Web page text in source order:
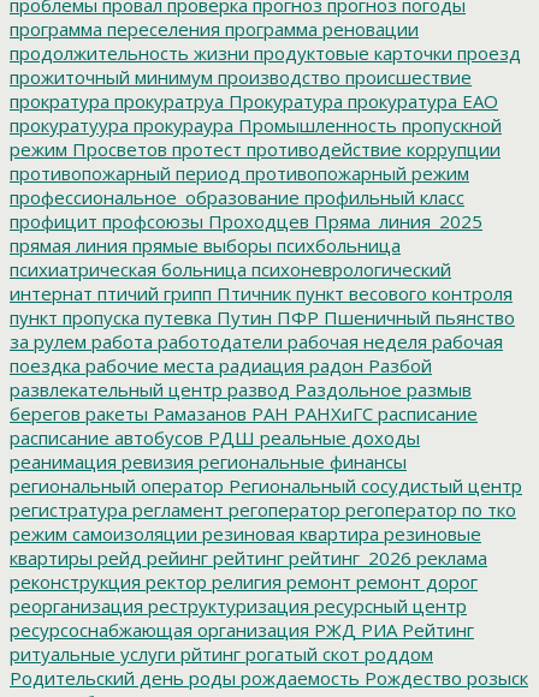
программа переселения программа реновации
продолжительность жизни продуктовые карточки проезд
прожиточный минимум производство происшествие
прократура прокуратруа Прокуратура прокуратура ЕАО
прокуратуура прокураура Промышленность пропускной
режим Просветов протест противодействие коррупции
противопожарный период противопожарный режим
профессиональное_образование профильный класс
профицит профсоюзы Проходцев Пряма_линия_2025
прямая линия прямые выборы психбольница
психиатрическая больница психоневрологический
интернат птичий грипп Птичник пункт весового контроля
пункт пропуска путевка Путин ПФР Пшеничный пьянство
за рулем работа работодатели рабочая неделя рабочая
поездка рабочие места радиация радон Разбой
развлекательный центр развод Раздольное размыв
берегов ракеты Рамазанов РАН РАНХиГС расписание
расписание автобусов РДШ реальные доходы
реанимация ревизия региональные финансы
региональный оператор Региональный сосудистый центр
регистратура регламент регоператор регоператор по тко
режим самоизоляции резиновая квартира резиновые
квартиры рейд рейинг рейтинг рейтинг_2026 реклама
реконструкция ректор религия ремонт ремонт дорог
реорганизация реструктуризация ресурсный центр
ресурсоснабжающая организация РЖД РИА Рейтинг
ритуальные услуги рйтинг рогатый скот роддом
Родительский день роды рождаемость Рождество розыск